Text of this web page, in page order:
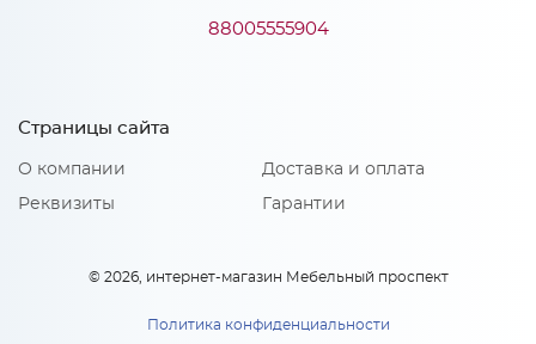
Сурская мебель
Особенности
Количество упаковок: 1
88005555904
Страницы сайта
О компании
Реквизиты
Доставка и оплата
Гарантии
© 2026, интернет-магазин Мебельный проспект
Политика конфиденциальности